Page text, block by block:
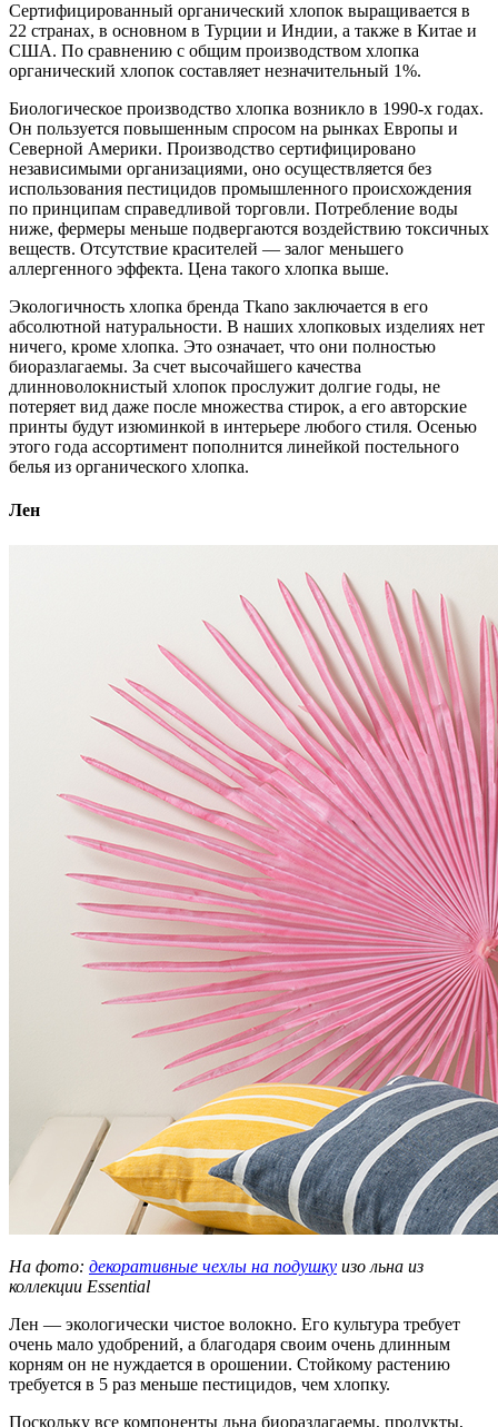
Сертифицированный органический хлопок выращивается в
22 странах, в основном в Турции и Индии, а также в Китае и
США. По сравнению с общим производством хлопка
органический хлопок составляет незначительный 1%.
Биологическое производство хлопка возникло в 1990-х годах.
Он пользуется повышенным спросом на рынках Европы и
Северной Америки. Производство сертифицировано
независимыми организациями, оно осуществляется без
использования пестицидов промышленного происхождения
по принципам справедливой торговли. Потребление воды
ниже, фермеры меньше подвергаются воздействию токсичных
веществ. Отсутствие красителей — залог меньшего
аллергенного эффекта. Цена такого хлопка выше.
Экологичность хлопка бренда Tkano заключается в его
абсолютной натуральности. В наших хлопковых изделиях нет
ничего, кроме хлопка. Это означает, что они полностью
биоразлагаемы. За счет высочайшего качества
длинноволокнистый хлопок прослужит долгие годы, не
потеряет вид даже после множества стирок, а его авторские
принты будут изюминкой в интерьере любого стиля. Осенью
этого года ассортимент пополнится линейкой постельного
белья из органического хлопка.
Лен
На фото: декоративные чехлы на подушку изо льна из
коллекции Essential
Лен — экологически чистое волокно. Его культура требует
очень мало удобрений, а благодаря своим очень длинным
корням он не нуждается в орошении. Стойкому растению
требуется в 5 раз меньше пестицидов, чем хлопку.
Поскольку все компоненты льна биоразлагаемы, продукты,